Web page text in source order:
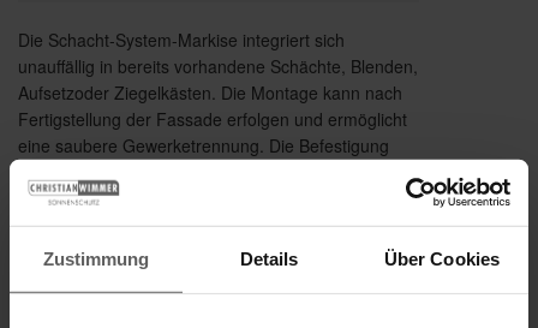
Zustimmung Details Über Cookies
Die Schacht-System-Markise integriert sich
unauffällig in bereits vorhandene Schächte, Blenden,
Aufsetzoder Ziegelkästen. Die Montage kann nach
Fertigstellung der Fassade erfolgen und ermöglicht
eine saubere Gewerketrennung. Die Befestigung
Führungsschiene.
Brillante Extras